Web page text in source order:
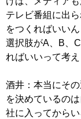
テレビ番組に出
をつくればいい
選択肢がA、B、
ればいいって考え
酒井：本当にそ
を決めているの
社に入ってから